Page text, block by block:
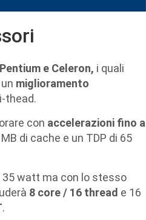
e Celeron, i quali
miglioramento
thead.
con accelerazioni fino a
di cache e un TDP di 65
35 watt ma con lo stesso
8 core / 16 thread e 16
.